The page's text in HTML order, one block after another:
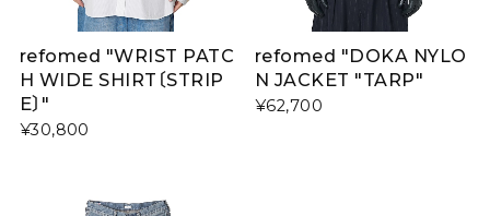
refomed "WRIST PATC
H WIDE SHIRT〔STRIP
E〕"
¥30,800
refomed "DOKA NYLO
N JACKET "TARP"
¥62,700